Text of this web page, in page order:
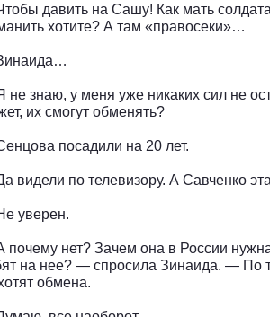
давить на Сашу! Как мать
хотите? А там «правосеки»…
знаю, у меня уже никаких сил не
их смогут обменять?
посадили на 20 лет.
видели по телевизору. А Савченко
уверен.
нет? Зачем она в России
на нее? — спросила Зинаида. — По
обмена.